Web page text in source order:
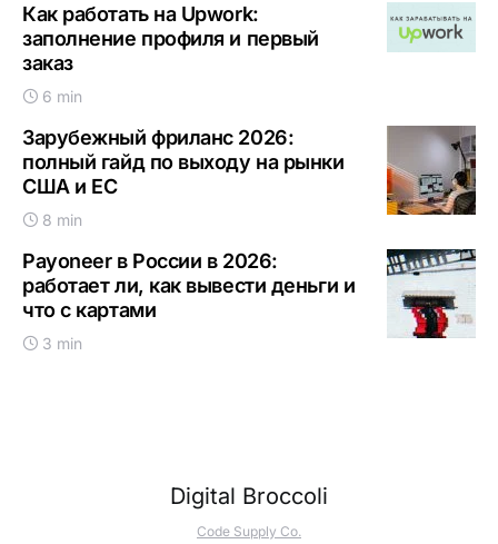
Как работать на Upwork:
заполнение профиля и первый
заказ
6 min
Зарубежный фриланс 2026:
полный гайд по выходу на рынки
США и ЕС
8 min
Payoneer в России в 2026:
работает ли, как вывести деньги и
что с картами
3 min
Digital Broccoli
Code Supply Co.